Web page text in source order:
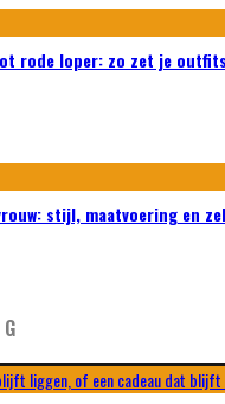
rode loper: zo zet je
stijl, maatvoering en